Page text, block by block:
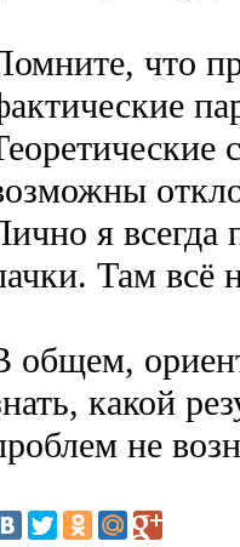
что
я всегда
Там всё
общем,
какой
не